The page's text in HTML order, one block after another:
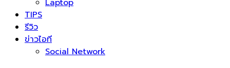
Laptop
TIPS
รีวิว
ข่าวไอที
Social Network